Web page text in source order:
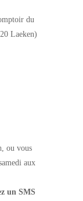
du
Laeken)
ou vous
aux
un SMS